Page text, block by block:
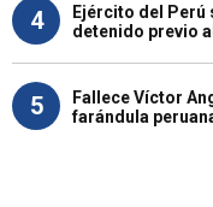
4
Ejército del
detenido previo
5
Fallece Víctor
farándula